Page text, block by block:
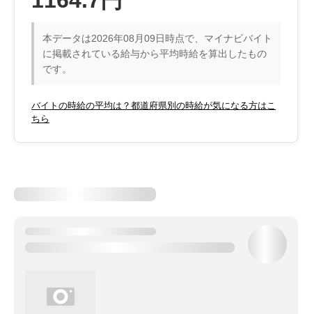
本データは2026年08月09日時点で、マイナビバイト
に掲載されている給与から平均時給を算出したもの
です。
バイトの時給の平均は？都道府県別の時給が気になる方はこ
ちら